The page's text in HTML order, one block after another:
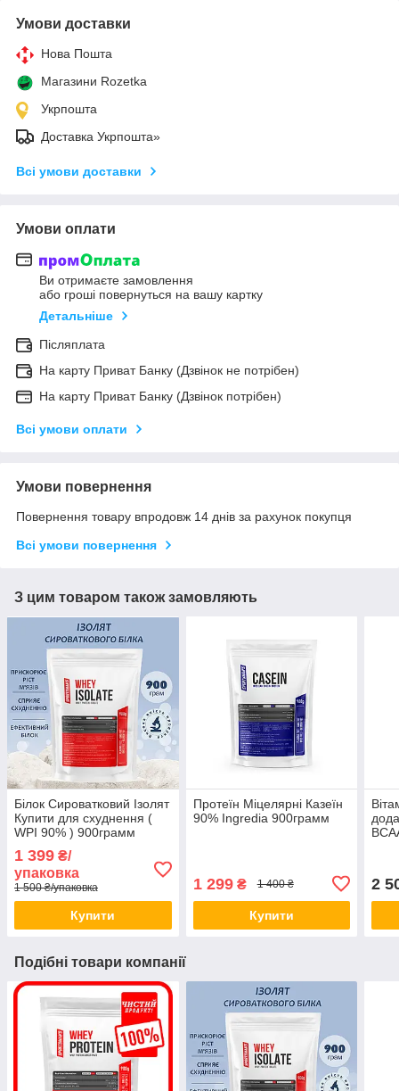
Умови доставки
Нова Пошта
Магазини Rozetka
Укрпошта
Доставка Укрпошта»
Всі умови доставки
Умови оплати
Ви отримаєте замовлення
або гроші повернуться на вашу картку
Детальніше
Післяплата
На карту Приват Банку (Дзвінок не потрібен)
На карту Приват Банку (Дзвінок потрібен)
Всі умови оплати
Умови повернення
Повернення товару впродовж 14 днів за рахунок покупця
Всі умови повернення
З цим товаром також замовляють
Білок Сироватковий Ізолят
Купити для схуднення (
WPI 90% ) 900грамм
1 399 ₴/
упаковка
1 500 ₴/упаковка
Купити
Протеїн Міцелярні Казеїн
90% Ingredia 900грамм
1 299₴ 1 400 ₴
Купити
2
Подібні товари компанії